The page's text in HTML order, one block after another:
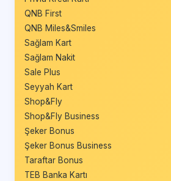
QNB First
QNB Miles&Smiles
Sağlam Kart
Sağlam Nakit
Sale Plus
Seyyah Kart
Shop&Fly
Shop&Fly Business
Şeker Bonus
Şeker Bonus Business
Taraftar Bonus
TEB Banka Kartı